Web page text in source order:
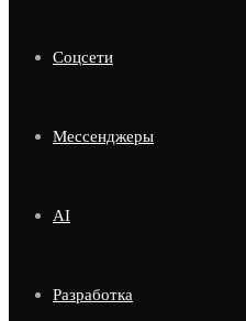
Соцсети
Мессенджеры
AI
Разработка